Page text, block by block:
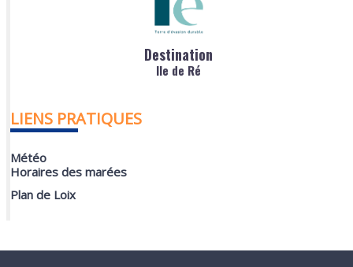
Destination
Ile de Ré
LIENS PRATIQUES
Météo
Horaires des marées
Plan de Loix